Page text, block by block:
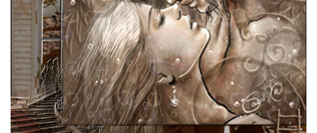
однообразия.
💻 Интерес к новым технологиям.
🌍 Желание изменить мир.
💞 Встреча с неожиданностью:
новые люди в жизни Водолеев